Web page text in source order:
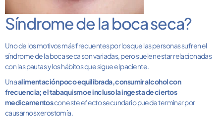
Síndrome de la boca seca?
Uno de los motivos más frecuentes por los que las personas sufren el
síndrome de la boca seca son variadas, pero suelen estar relacionadas
con las pautas y los hábitos que sigue el paciente.
Unaalimentación poco equilibrada, consumir alcohol con
frecuencia; el tabaquismo e incluso la ingesta de ciertos
medicamentoscon este efecto secundario puede terminar por
causarnos xerostomía.